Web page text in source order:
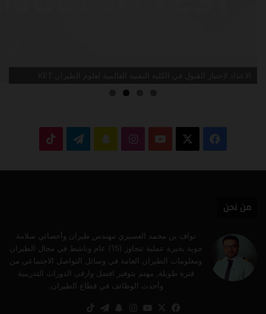
فيسبوك ‫YouTubeانستقرامسناب تيلقرام
من نحن
نواف بن محمد العسيري مهندس طيران وأخصائي سلامة
جوية بخبرة عملية تتجاوز (15) عام وناشط في مجال الطيران
ومعلومات الطيران العامة في وسائل التواصل الاجتماعي من
فترة طويلة, مهتم بتوفير افضل وارقى الدورات التدريبية
وأحدث الوظائف في قطاع الطيران.
فيسبوك
‫X
‫YouTube
انستقرام
سنابتيلقرام